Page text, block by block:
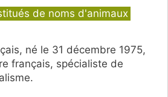
de noms d'animaux
né le 31 décembre 1975,
français, spécialiste de